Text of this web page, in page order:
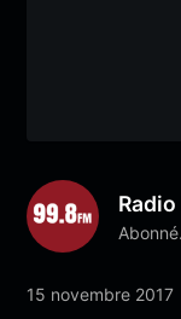
15 novembre 2017